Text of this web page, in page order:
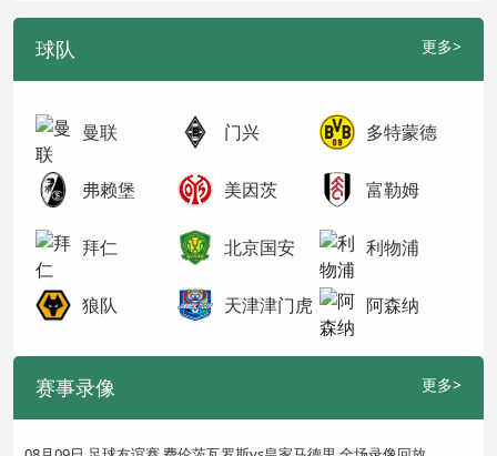
球队 更多>
曼联 门兴 多特蒙德
弗赖堡 美因茨 富勒姆
拜仁 北京国安 利物浦
狼队 天津津门虎 阿森纳
赛事录像 更多>